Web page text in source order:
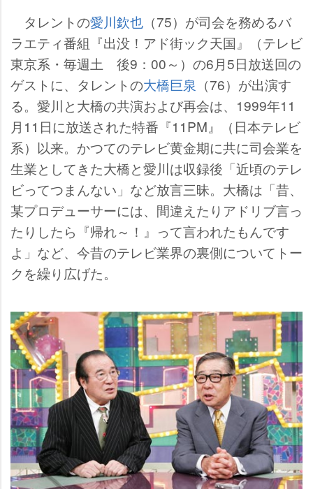
タレントの愛川欽也 （75）が司会を務めるバ
ラエティ番組『出没！アド街ック天国』（テレビ
東京系・毎週土 後9：00～）の6月5日放送回の
ゲストに、タレントの大橋巨泉 （76）が出演す
る。愛川と大橋の共演および再会は、1999年11
月11日に放送された特番『11PM』（日本テレビ
系）以来。かつてのテレビ黄金期に共に司会業を
生業としてきた大橋と愛川は収録後「近頃のテレ
ビってつまんない」など放言三昧。大橋は「昔、
某プロデューサーには、間違えたりアドリブ言っ
たりしたら『帰れ～！』って言われたもんです
よ」など、今昔のテレビ業界の裏側についてトー
クを繰り広げた。